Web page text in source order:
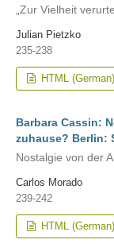
„Zur Vielheit
Julian Pietzko
235-238
HTML (German)
Barbara Cassin:
zuhause? Berlin:
Nostalgie von der
Carlos Morado
239-242
HTML (German)